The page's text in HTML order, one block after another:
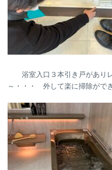
浴室入口３本引き戸があり
～・・・ 外して楽に掃除がで